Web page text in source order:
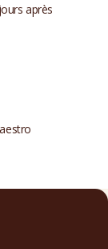
après